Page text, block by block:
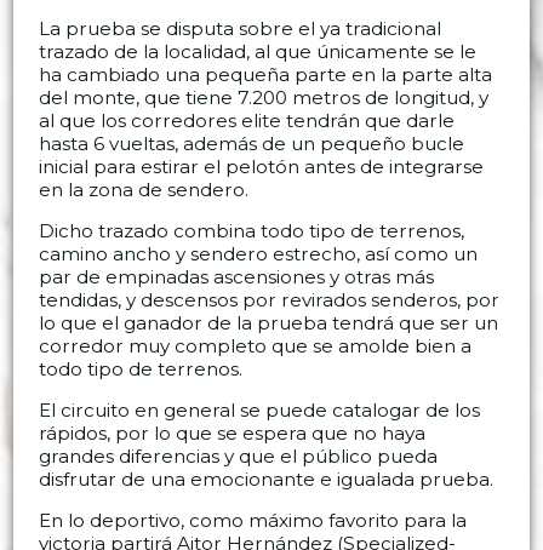
La prueba se disputa sobre el ya tradicional
trazado de la localidad, al que únicamente se le
ha cambiado una pequeña parte en la parte alta
del monte, que tiene 7.200 metros de longitud, y
al que los corredores elite tendrán que darle
hasta 6 vueltas, además de un pequeño bucle
inicial para estirar el pelotón antes de integrarse
en la zona de sendero.
Dicho trazado combina todo tipo de terrenos,
camino ancho y sendero estrecho, así como un
par de empinadas ascensiones y otras más
tendidas, y descensos por revirados senderos, por
lo que el ganador de la prueba tendrá que ser un
corredor muy completo que se amolde bien a
todo tipo de terrenos.
El circuito en general se puede catalogar de los
rápidos, por lo que se espera que no haya
grandes diferencias y que el público pueda
disfrutar de una emocionante e igualada prueba.
En lo deportivo, como máximo favorito para la
victoria partirá Aitor Hernández (Specialized-